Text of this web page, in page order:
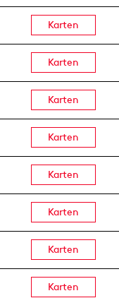
Karten
Karten
Karten
Karten
Karten
Karten
Karten
Karten